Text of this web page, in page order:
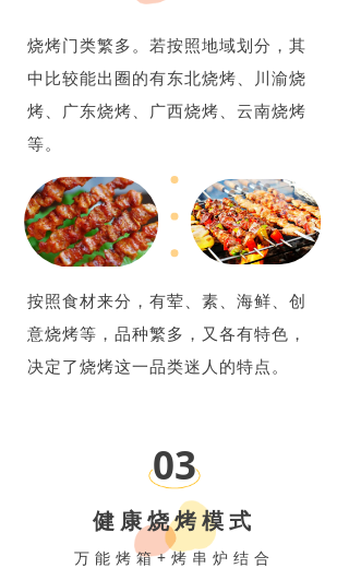
烧烤门类繁多。若按照地域划分，其
中比较能出圈的有东北烧烤、川渝烧
烤、广东烧烤、广西烧烤、云南烧烤
等。
按照食材来分，有荤、素、海鲜、创
意烧烤等，品种繁多，又各有特色，
决定了烧烤这一品类迷人的特点。
03
健康烧烤模式
万能烤箱+烤串炉结合